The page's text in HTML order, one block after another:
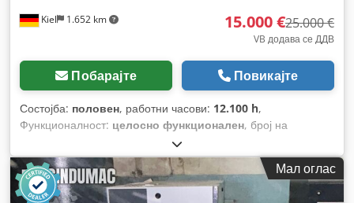
Kiel 1.652 km 15.000 €25.000 €
VB додава се ДДВ
Побарајте Повикајте
Состојба: половен, работни часови: 12.100 h,
Функционалност: целосно функционален, број на
Мал оглас